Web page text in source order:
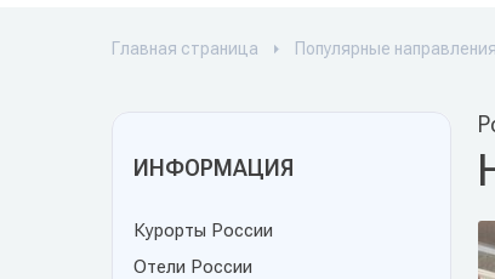
Главная страница Популярные направления
ИНФОРМАЦИЯ
Курорты России
Отели России